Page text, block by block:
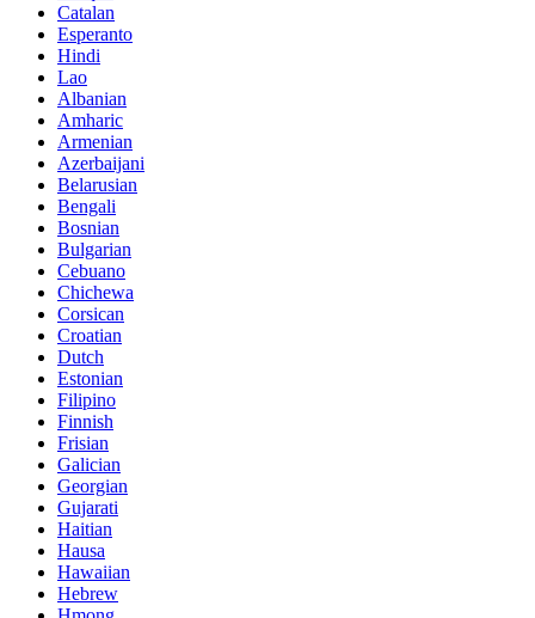
Catalan
Esperanto
Hindi
Lao
Albanian
Amharic
Armenian
Azerbaijani
Belarusian
Bengali
Bosnian
Bulgarian
Cebuano
Chichewa
Corsican
Croatian
Dutch
Estonian
Filipino
Finnish
Frisian
Galician
Georgian
Gujarati
Haitian
Hausa
Hawaiian
Hebrew